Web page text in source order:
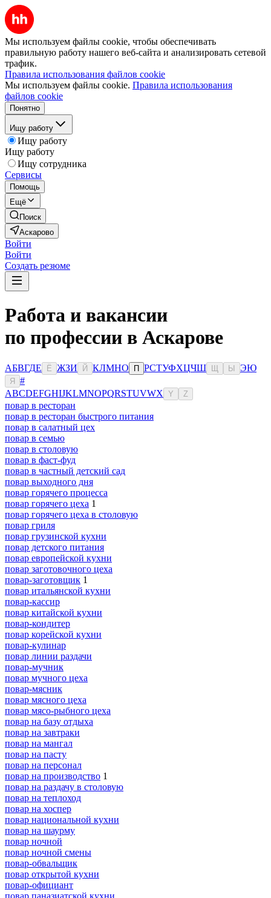
Мы используем файлы cookie, чтобы обеспечивать
правильную работу нашего веб-сайта и анализировать сетевой
трафик.
Правила использования файлов cookie
Мы используем файлы cookie. Правила использования
файлов cookie
Понятно
Ищу работу
Ищу работу
Ищу работу
Ищу сотрудника
Сервисы
Помощь
Ещё
Поиск
Аскарово
Войти
Войти
Создать резюме
Работа и вакансии
по профессии в Аскарове
АБВГДЕ Ё ЖЗИ Й КЛМНО П РСТУФХЦЧШ Ы ЭЮ
Я
#
ABCDEFGHIJKLMNOPQRSTUVWX Y Z
повар в ресторан
повар в ресторан быстрого питания
повар в салатный цех
повар в семью
повар в столовую
повар в фаст-фуд
повар в частный детский сад
повар выходного дня
повар горячего процесса
повар горячего цеха 1
повар горячего цеха в столовую
повар гриля
повар грузинской кухни
повар детского питания
повар европейской кухни
повар заготовочного цеха
повар-заготовщик 1
повар итальянской кухни
повар-кассир
повар китайской кухни
повар-кондитер
повар корейской кухни
повар-кулинар
повар линии раздачи
повар-мучник
повар мучного цеха
повар-мясник
повар мясного цеха
повар мясо-рыбного цеха
повар на базу отдыха
повар на завтраки
повар на мангал
повар на пасту
повар на персонал
повар на производство 1
повар на раздачу в столовую
повар на теплоход
повар на хоспер
повар национальной кухни
повар на шаурму
повар ночной
повар ночной смены
повар-обвальщик
повар открытой кухни
повар-официант
повар паназиатской кухни